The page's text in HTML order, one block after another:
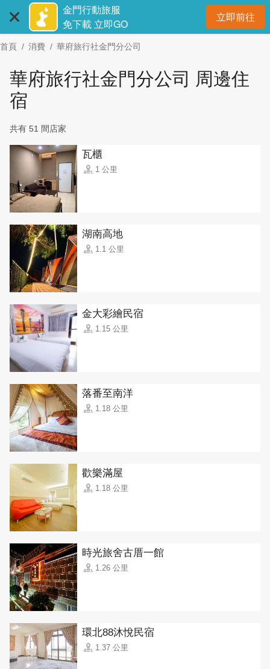
主
要
金門行動旅服
免下載 立即GO
立即前往開
首頁 消費 華府旅行社金門分公司
華府旅行社金門分公司 周邊住
宿
共有 51 間店家
瓦櫃
1 公里
湖南高地
1.1 公里
金大彩繪民宿
1.15 公里
落番至南洋
1.18 公里
歡樂滿屋
1.18 公里
時光旅舍古厝一館
1.26 公里
環北88沐悅民宿
1.37 公里